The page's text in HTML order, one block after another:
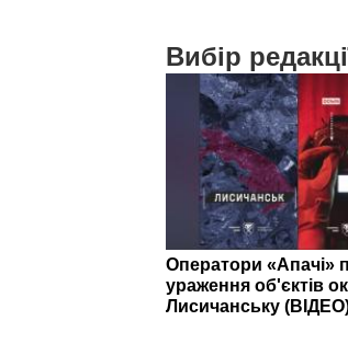
Вибір
Оператори «Апачі»
ураження об'єктів
Лисичанську